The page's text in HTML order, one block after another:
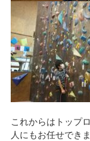
これからはトップ
人にもお任せでき